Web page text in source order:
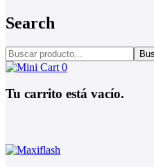
Search
0
Tu carrito está vacío.